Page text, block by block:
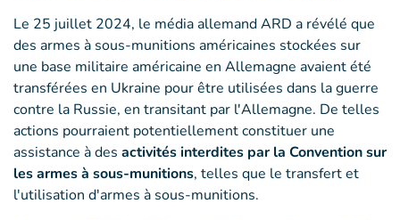
Le 25 juillet 2024, le média allemand ARD a révélé que
des armes à sous-munitions américaines stockées sur
une base militaire américaine en Allemagne avaient été
transférées en Ukraine pour être utilisées dans la guerre
contre la Russie, en transitant par l'Allemagne. De telles
actions pourraient potentiellement constituer une
assistance à des activités interdites par la Convention sur
les armes à sous-munitions, telles que le transfert et
l'utilisation d'armes à sous-munitions.